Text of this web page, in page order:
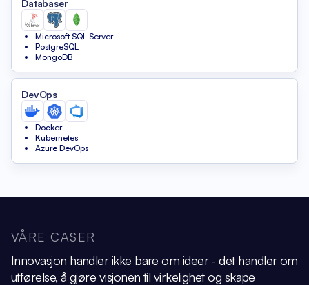
Databaser
Microsoft SQL Server
PostgreSQL
MongoDB
DevOps
Docker
Kubernetes
Azure DevOps
VÅRE CASER
Innovasjon handler ikke bare om ideer - det handler om
utførelse, å gjøre visjonen til virkelighet og skape